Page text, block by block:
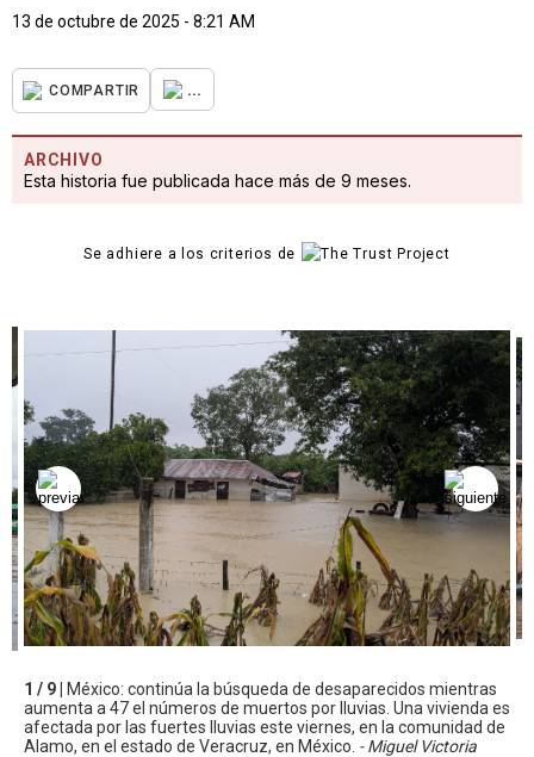
13 de octubre de 2025 - 8:21 AM
COMPARTIR ...
ARCHIVO
Esta historia fue publicada hace más de 9 meses.
Se adhiere a los criterios de
1 / 9 |
México: continúa la búsqueda de desaparecidos mientras
aumenta a 47 el números de muertos por lluvias. Una vivienda es
afectada por las fuertes lluvias este viernes, en la comunidad de
Alamo, en el estado de Veracruz, en México. - Miguel Victoria